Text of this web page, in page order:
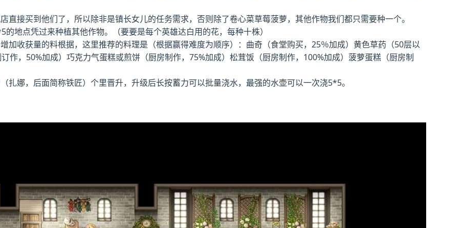
直接买到他们了，所以除非是镇长女儿的任务需求，否则除了卷心菜草莓菠萝，其他作物我们都只需要种一个。
地点凭过来种植其他作物。（要要是每个英雄达白用的花，每种十株）
加收获量的料根据，这里推荐的料理是（根据赢得难度为顺序）：曲奇（食堂购买，25％加成）黄色草药（50层以
作，50%加成）巧克力气蛋糕或煎饼（厨房制作，75%加成）松茸饭（厨房制作，100%加成）菠萝蛋糕（厨房制
扎娜，后面简称铁匠）个里晋升，升级后长按蓄力可以批量浇水，最强的水壶可以一次浇5*5。